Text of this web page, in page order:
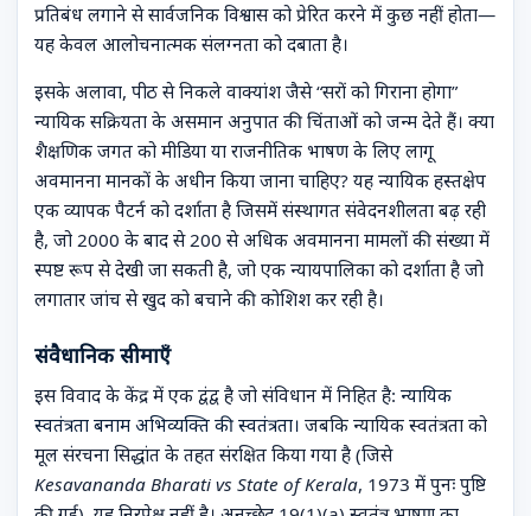
प्रतिबंध लगाने से सार्वजनिक विश्वास को प्रेरित करने में कुछ नहीं होता—
यह केवल आलोचनात्मक संलग्नता को दबाता है।
इसके अलावा, पीठ से निकले वाक्यांश जैसे “सरों को गिराना होगा”
न्यायिक सक्रियता के असमान अनुपात की चिंताओं को जन्म देते हैं। क्या
शैक्षणिक जगत को मीडिया या राजनीतिक भाषण के लिए लागू
अवमानना मानकों के अधीन किया जाना चाहिए? यह न्यायिक हस्तक्षेप
एक व्यापक पैटर्न को दर्शाता है जिसमें संस्थागत संवेदनशीलता बढ़ रही
है, जो 2000 के बाद से 200 से अधिक अवमानना मामलों की संख्या में
स्पष्ट रूप से देखी जा सकती है, जो एक न्यायपालिका को दर्शाता है जो
लगातार जांच से खुद को बचाने की कोशिश कर रही है।
संवैधानिक सीमाएँ
इस विवाद के केंद्र में एक द्वंद्व है जो संविधान में निहित है: न्यायिक
स्वतंत्रता बनाम अभिव्यक्ति की स्वतंत्रता। जबकि न्यायिक स्वतंत्रता को
मूल संरचना सिद्धांत के तहत संरक्षित किया गया है (जिसे
Kesavananda Bharati vs State of Kerala, 1973 में पुनः पुष्टि